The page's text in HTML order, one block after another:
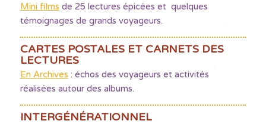
Mini films de 25 lectures épicées et quelques
témoignages de grands voyageurs.
CARTES POSTALES ET CARNETS DES
LECTURES
En Archives : échos des voyageurs et activités
réalisées autour des albums.
INTERGÉNÉRATIONNEL